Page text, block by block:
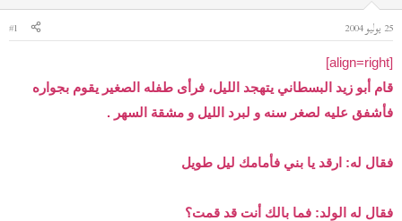
م
و
ض
و
ع
ل
د
25 يوليو 2004
#1
[align=right]
قام أبو زيد البسطاني يتهجد الليل، فرأى طفله الصغير يقوم بجواره
فأشفق عليه لصغر سنه و لبرد الليل و مشقة السهر .
فقال له: ارقد يا بني فأمامك ليل طويل
فقال له الولد: فما بالك أنت قد قمت؟